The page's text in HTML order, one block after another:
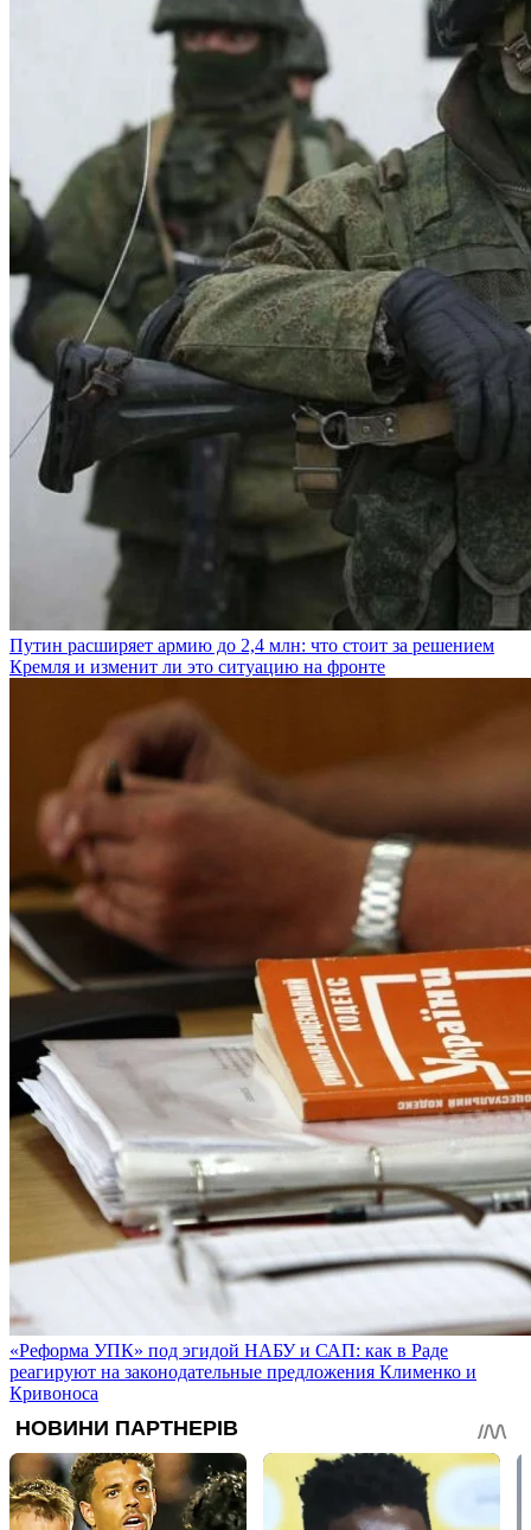
Путин расширяет армию до 2,4 млн: что стоит за решением
Кремля и изменит ли это ситуацию на фронте
«Реформа УПК» под эгидой НАБУ и САП: как в Раде
реагируют на законодательные предложения Клименко и
Кривоноса